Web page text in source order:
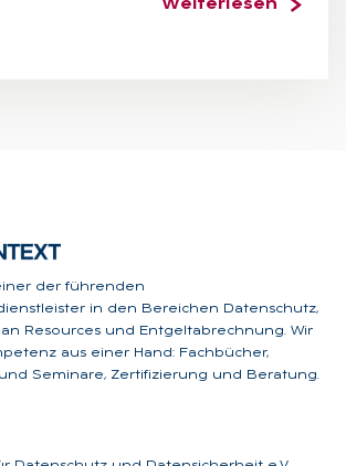
Weiterlesen
einer der führenden
in den Bereichen Datenschutz,
Resources und Entgeltabrechnung. Wir
aus einer Hand: Fachbücher,
Seminare, Zertifizierung und Beratung.